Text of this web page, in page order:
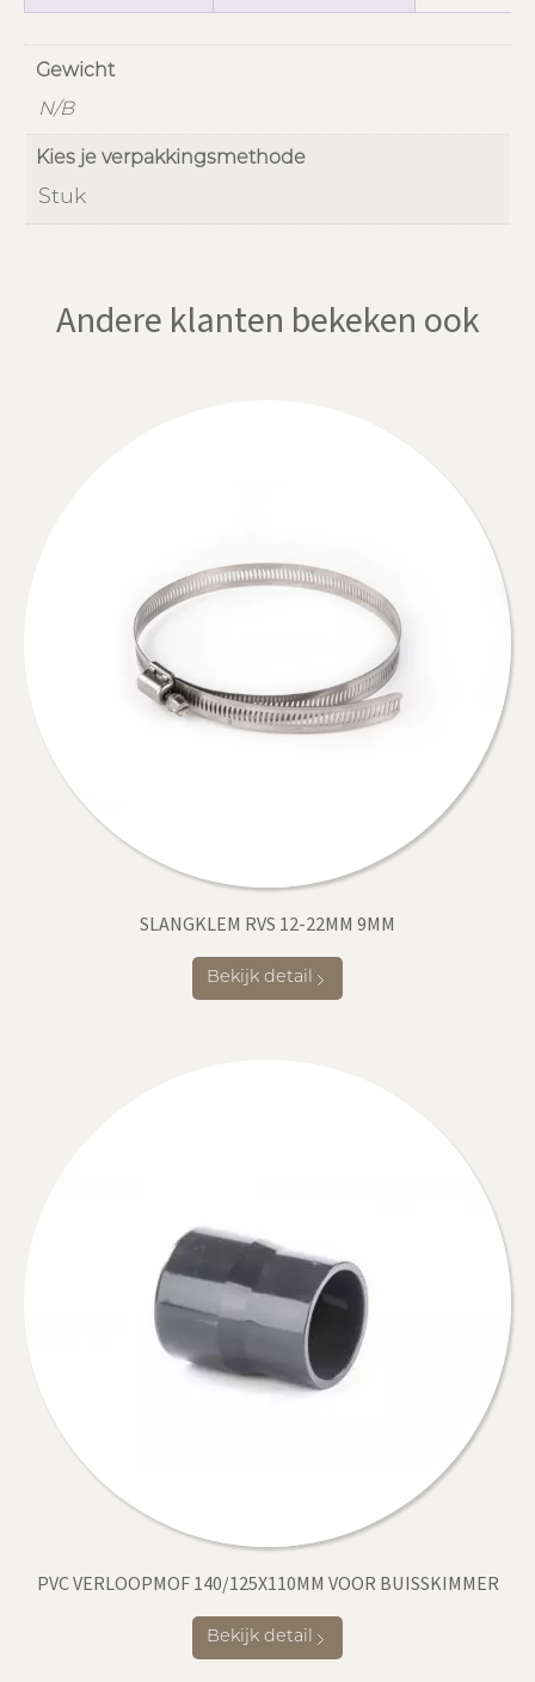
Gewicht
N/B
Kies je verpakkingsmethode
Stuk
Andere klanten bekeken ook
SLANGKLEM RVS 12-22MM 9MM
Bekijk detail
PVC VERLOOPMOF 140/125X110MM VOOR BUISSKIMMER
Bekijk detail